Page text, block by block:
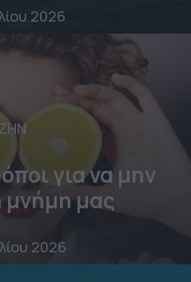
2026
ΖΗΝ
για να μην
μνήμη μας
2026